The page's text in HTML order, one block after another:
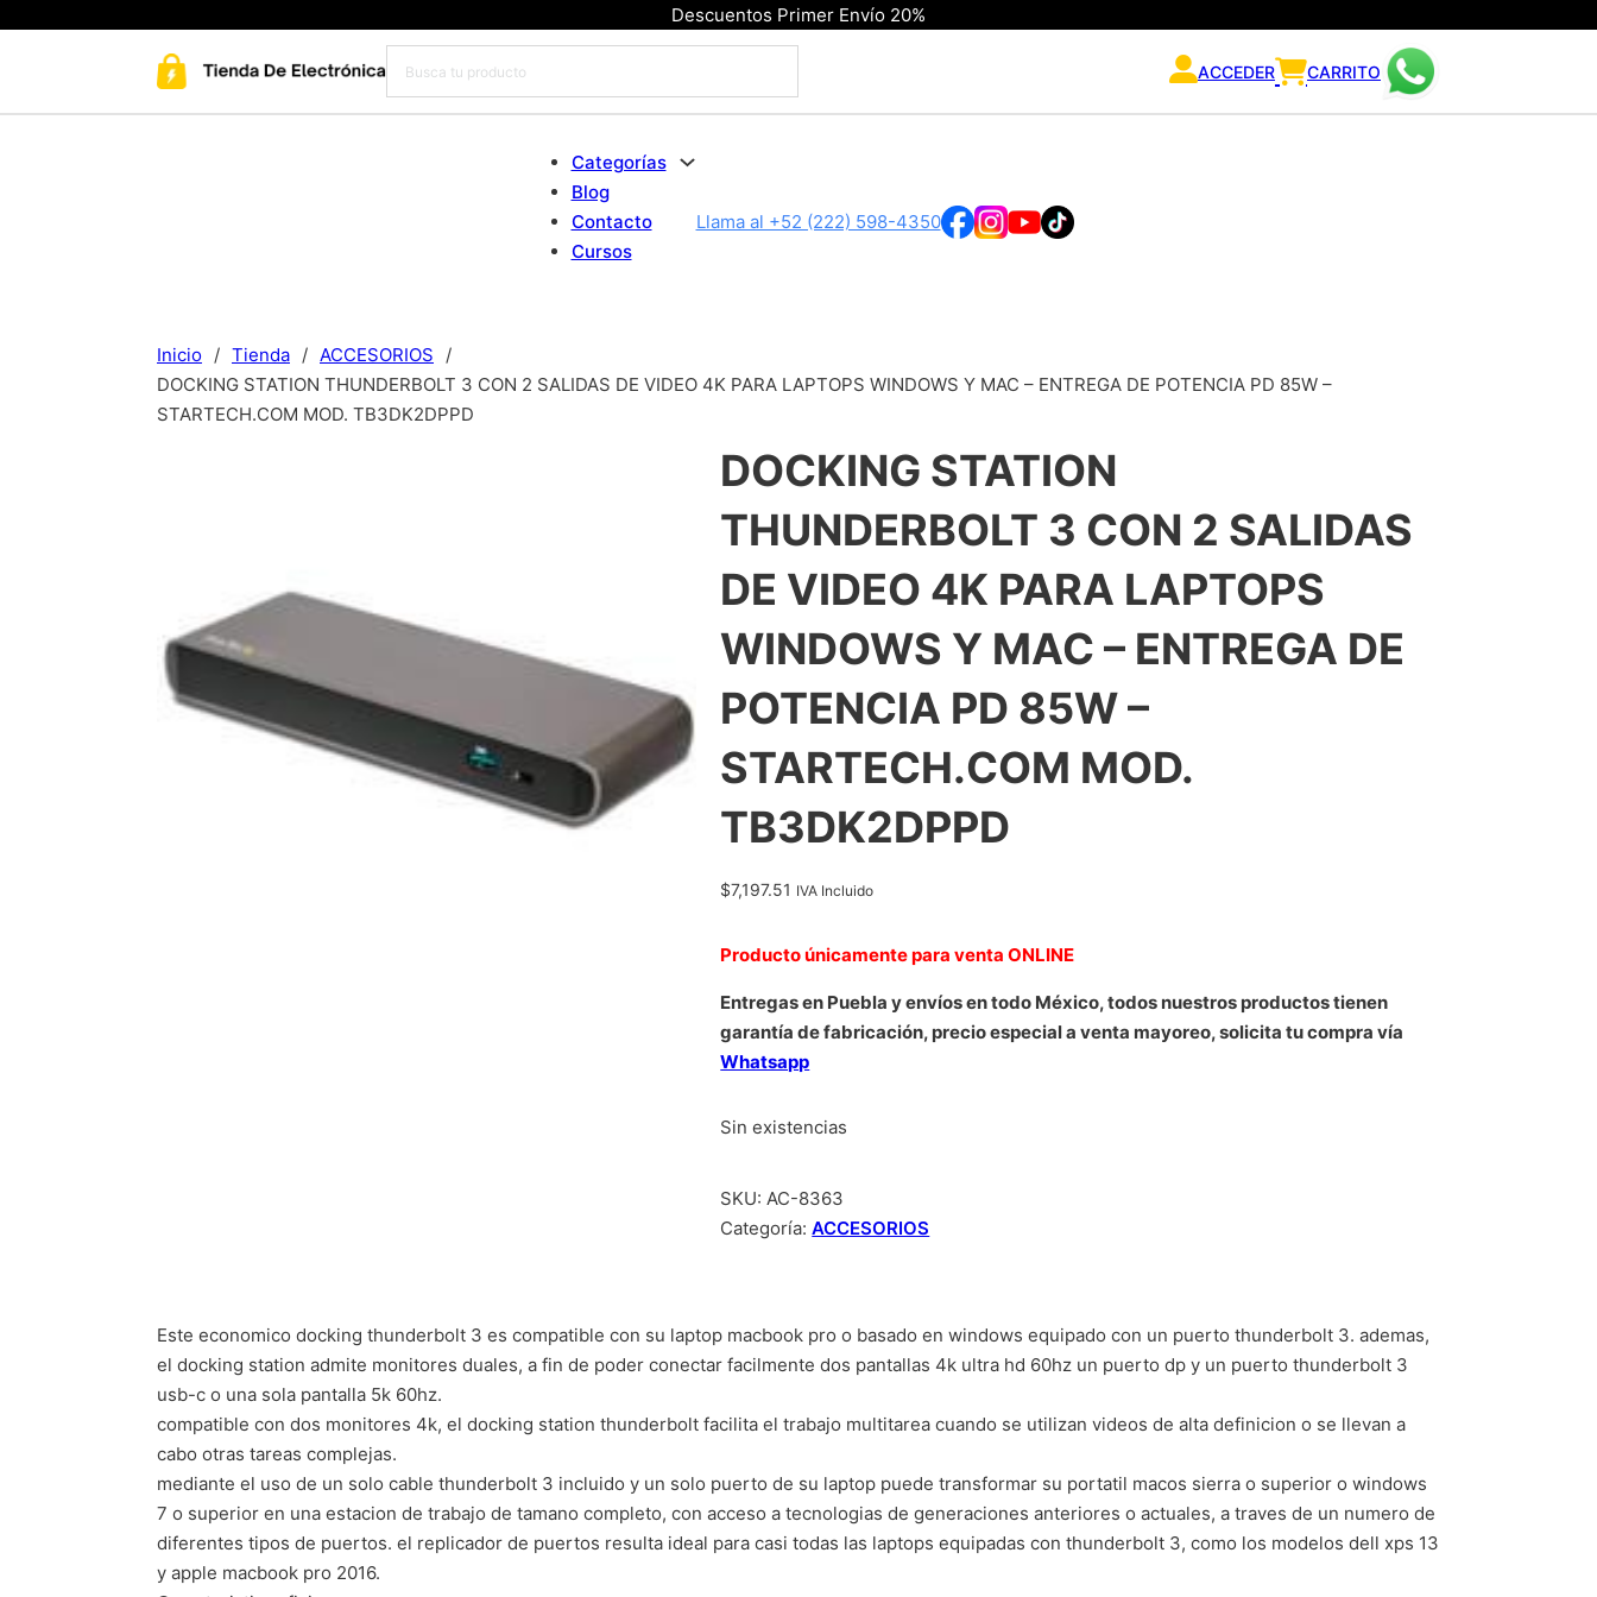
Descuentos Primer Envío 20%
ACCEDER CARRITO
Categorías
Blog
Contacto
Cursos
Llama al +52 (222) 598-4350
Inicio / Tienda / ACCESORIOS
/
DOCKING STATION THUNDERBOLT 3 CON 2 SALIDAS DE VIDEO 4K PARA LAPTOPS WINDOWS Y MAC – ENTREGA DE POTENCIA PD 85W –
STARTECH.COM MOD. TB3DK2DPPD
DOCKING STATION
THUNDERBOLT 3 CON 2 SALIDAS
DE VIDEO 4K PARA LAPTOPS
WINDOWS Y MAC – ENTREGA DE
POTENCIA PD 85W –
STARTECH.COM MOD.
TB3DK2DPPD
$7,197.51 IVA Incluido
Producto únicamente para venta ONLINE
Entregas en Puebla y envíos en todo México, todos nuestros productos tienen
garantía de fabricación, precio especial a venta mayoreo, solicita tu compra vía
Whatsapp
Sin existencias
SKU:AC-8363
Categoría:ACCESORIOS
Este economico docking thunderbolt 3 es compatible con su laptop macbook pro o basado en windows equipado con un puerto thunderbolt 3. ademas,
el docking station admite monitores duales, a fin de poder conectar facilmente dos pantallas 4k ultra hd 60hz un puerto dp y un puerto thunderbolt 3
usb-c o una sola pantalla 5k 60hz.
compatible con dos monitores 4k, el docking station thunderbolt facilita el trabajo multitarea cuando se utilizan videos de alta definicion o se llevan a
cabo otras tareas complejas.
mediante el uso de un solo cable thunderbolt 3 incluido y un solo puerto de su laptop puede transformar su portatil macos sierra o superior o windows
7 o superior en una estacion de trabajo de tamano completo, con acceso a tecnologias de generaciones anteriores o actuales, a traves de un numero de
diferentes tipos de puertos. el replicador de puertos resulta ideal para casi todas las laptops equipadas con thunderbolt 3, como los modelos dell xps 13
y apple macbook pro 2016.